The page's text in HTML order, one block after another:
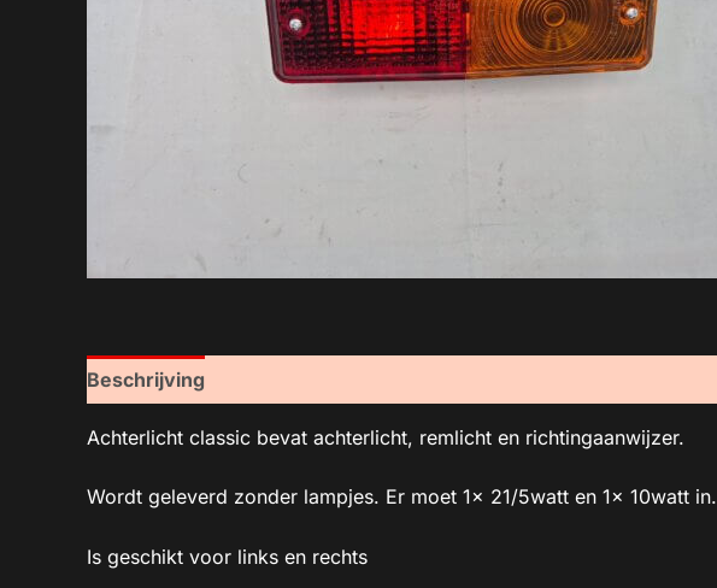
Beschrijving
Achterlicht classic bevat achterlicht, remlicht en richtingaanwijzer.
Wordt geleverd zonder lampjes. Er moet 1x 21/5watt en 1x 10watt in.
Is geschikt voor links en rechts